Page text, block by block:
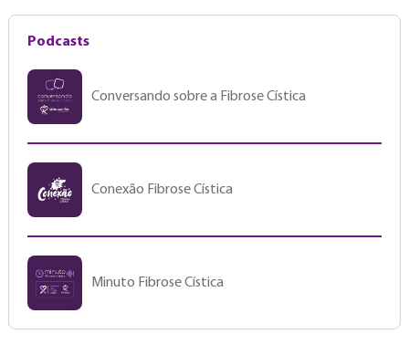
Podcasts
Conversando sobre a Fibrose Cística
Conexão Fibrose Cística
Minuto Fibrose Cística